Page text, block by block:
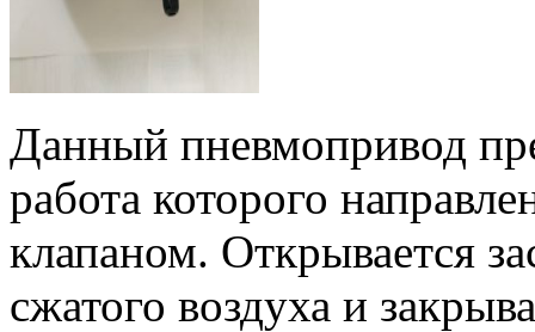
Данный пневмопривод
работа которого
клапаном. Открывается
сжатого воздуха и